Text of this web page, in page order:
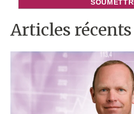
Articles récents